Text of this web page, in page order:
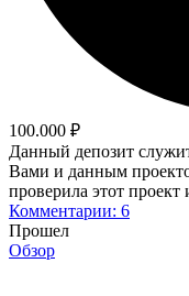
100.000 ₽
Данный депозит
Вами и данным
проверила этот проект
Комментарии: 6
Прошел
Обзор